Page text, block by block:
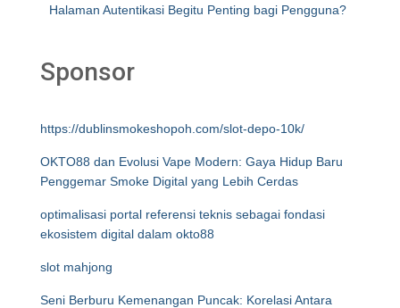
Halaman Autentikasi Begitu Penting bagi Pengguna?
Sponsor
https://dublinsmokeshopoh.com/slot-depo-10k/
OKTO88 dan Evolusi Vape Modern: Gaya Hidup Baru
Penggemar Smoke Digital yang Lebih Cerdas
optimalisasi portal referensi teknis sebagai fondasi
ekosistem digital dalam okto88
slot mahjong
Seni Berburu Kemenangan Puncak: Korelasi Antara